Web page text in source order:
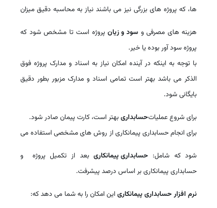
ها، که پروژه های بزرگی نیز می باشند نیاز به محاسبه دقیق میزان
هزینه های مصرفی و سود و زیان پروژه است تا مشخص شود که
پروژه سود آور بوده یا خیر.
با توجه به اینکه در آینده امکان نیاز به اسناد و مدارک پروژه فوق
الذکر می باشد بهتر است تمامی اسناد و مدارک مزبور بطور دقیق
بایگانی شود.
برای شروع عملیاتحسابداریبهتر است، کارت پیمان صادر شود.
برای انجام حسابداری پیمانکاری از روش های مشخصی استفاده می
شود که شامل: حسابداری پیمانکاری بعد از تکمیل پروژه و
حسابداری پیمانکاری بر اساس درصد پیشرفت.
نرم افزار حسابداری پیمانکاریاین امکان را به شما می دهد که: